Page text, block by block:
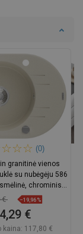
(0)
granitinė vienos
su nubėgėju 586
chrominis
6517581005-69
€ −19,96%
€
kaina: 117,80 €